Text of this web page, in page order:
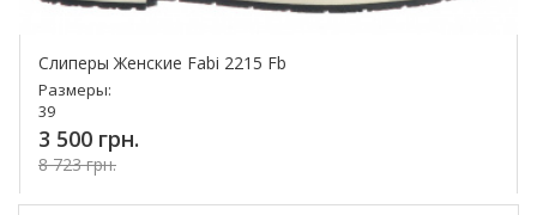
Слиперы Женские Fabi 2215 Fb
Размеры:
39
3 500 грн.
8 723 грн.
Купить!